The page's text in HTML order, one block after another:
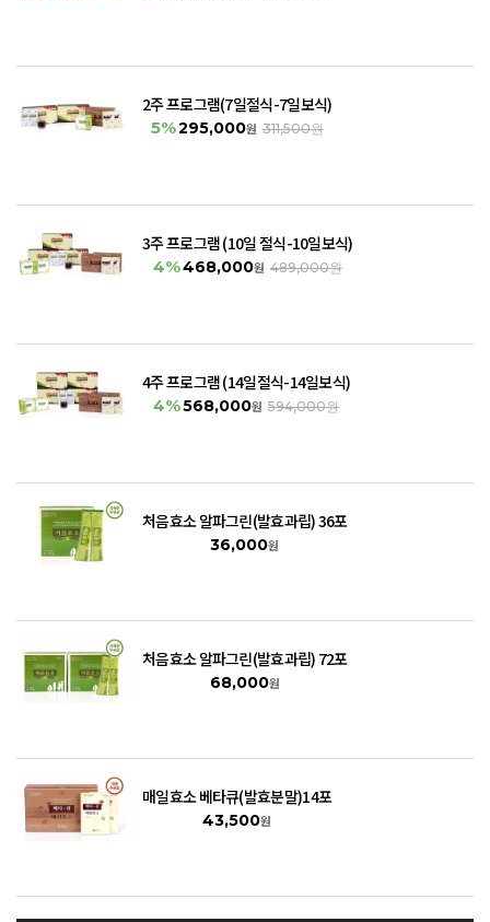
2주 프로그램(7일절식-7일보식)
5%295,000원 311,500원
3주 프로그램 (10일 절식-10일보식)
4%468,000원 489,000원
4주 프로그램 (14일절식-14일보식)
4%568,000원 594,000원
처음효소 알파그린(발효과립) 36포
36,000원
처음효소 알파그린(발효과립) 72포
68,000원
매일효소 베타큐(발효분말)14포
43,500원